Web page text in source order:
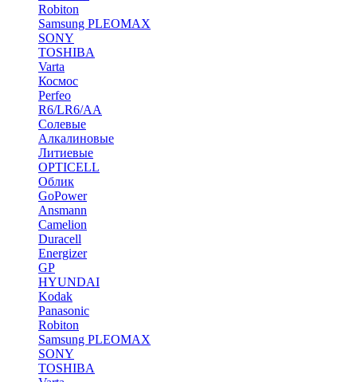
Robiton
Samsung PLEOMAX
SONY
TOSHIBA
Varta
Космос
Perfeo
R6/LR6/AA
Солевые
Алкалиновые
Литиевые
OPTICELL
Облик
GoPower
Ansmann
Camelion
Duracell
Energizer
GP
HYUNDAI
Kodak
Panasonic
Robiton
Samsung PLEOMAX
SONY
TOSHIBA